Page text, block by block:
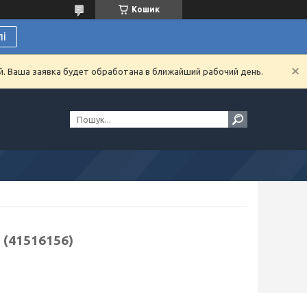
Кошик
Ваша заявка будет обработана в ближайший рабочий день.